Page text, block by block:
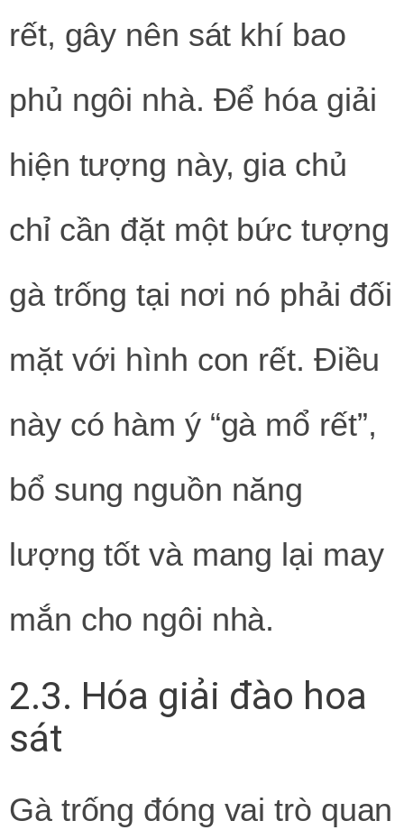
rết, gây nên sát khí bao
phủ ngôi nhà. Để hóa giải
hiện tượng này, gia chủ
chỉ cần đặt một bức tượng
gà trống tại nơi nó phải đối
mặt với hình con rết. Điều
này có hàm ý “gà mổ rết”,
bổ sung nguồn năng
lượng tốt và mang lại may
mắn cho ngôi nhà.
2.3. Hóa giải đào hoa
sát
Gà trống đóng vai trò quan